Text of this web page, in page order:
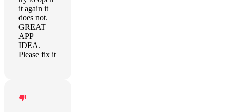
it again it
does not.
GREAT
APP
IDEA.
Please fix it